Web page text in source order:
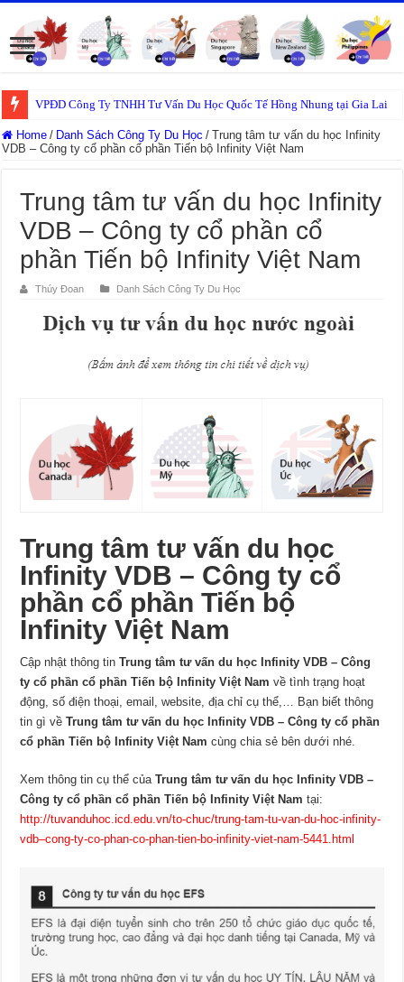
VPĐD Công Ty TNHH Tư Vấn Du Học Quốc Tế Hồng Nhung tại Gia Lai
Home / Danh Sách Công Ty Du Học / Trung tâm tư vấn du học Infinity
VDB – Công ty cổ phần cổ phần Tiến bộ Infinity Việt Nam
Trung tâm tư vấn du học Infinity
VDB – Công ty cổ phần cổ
phần Tiến bộ Infinity Việt Nam
Thúy Đoan Danh Sách Công Ty Du Học
Trung tâm tư vấn du học
Infinity VDB – Công ty cổ
phần cổ phần Tiến bộ
Infinity Việt Nam
Cập nhật thông tinTrung tâm tư vấn du học Infinity VDB – Công
ty cổ phần cổ phần Tiến bộ Infinity Việt Nam về tình trạng hoạt
động, số điện thoại, email, website, địa chỉ cụ thể,… Bạn biết thông
tin gì vềTrung tâm tư vấn du học Infinity VDB – Công ty cổ phần
cổ phần Tiến bộ Infinity Việt Nam cùng chia sẻ bên dưới nhé.
Xem thông tin cụ thể củaTrung tâm tư vấn du học Infinity VDB –
Công ty cổ phần cổ phần Tiến bộ Infinity Việt Nam tại:
http://tuvanduhoc.icd.edu.vn/to-chuc/trung-tam-tu-van-du-hoc-infinity-
vdb–cong-ty-co-phan-co-phan-tien-bo-infinity-viet-nam-5441.html